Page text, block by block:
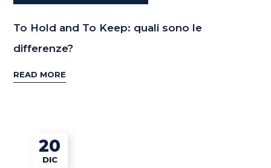
To Hold and To Keep: quali sono le
differenze?
READ MORE
20
DIC